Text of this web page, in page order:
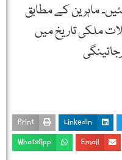
ماہرین کے مطابق
ملکی تاریخ میں
LinkedIn
Print
Email
WhatsApp